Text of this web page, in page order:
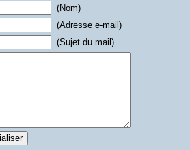
(Nom)
(Adresse e-mail)
(Sujet du mail)